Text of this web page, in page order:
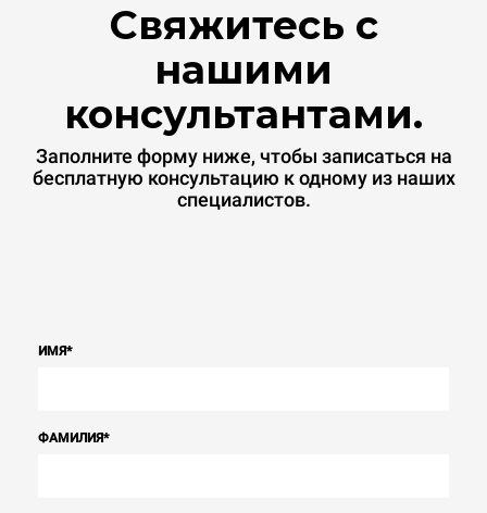
Свяжитесь с
нашими
консультантами.
Заполните форму ниже, чтобы записаться на
бесплатную консультацию к одному из наших
специалистов.
ИМЯ*
ФАМИЛИЯ*